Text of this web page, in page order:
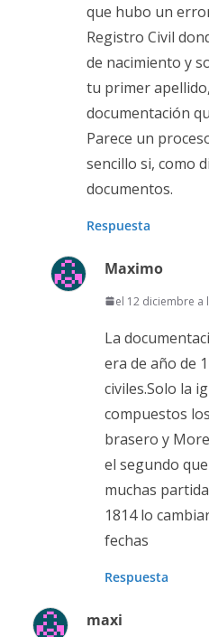
que hubo un
Registro Civil
de nacimiento y
tu primer
documentación
Parece un
sencillo si, como
documentos.
Respuesta
Maximo
el 12 diciembre a
La
era de año de
civiles.Solo la
compuestos
brasero y
el segundo
muchas
1814 lo
fechas
Respuesta
maxi